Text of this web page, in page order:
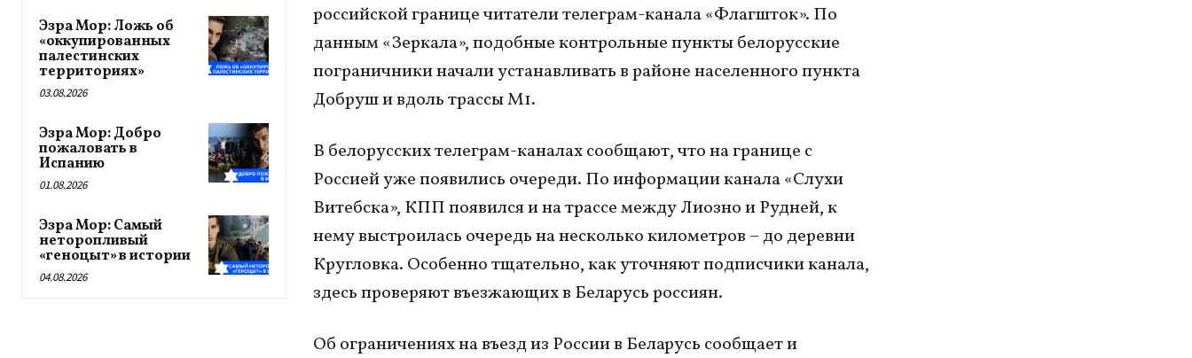
Эзра Мор: Ложь об
«оккупированных
палестинских
территориях»
03.08.2026
Эзра Мор: Добро
пожаловать в
Испанию
01.08.2026
Эзра Мор: Самый
неторопливый
«геноцыт» в истории
04.08.2026
российской границе читатели телеграм-канала «Флагшток». По
данным «Зеркала», подобные контрольные пункты белорусские
пограничники начали устанавливать в районе населенного пункта
Добруш и вдоль трассы М1.
В белорусских телеграм-каналах сообщают, что на границе с
Россией уже появились очереди. По информации канала «Слухи
Витебска», КПП появился и на трассе между Лиозно и Рудней, к
нему выстроилась очередь на несколько километров – до деревни
Кругловка. Особенно тщательно, как уточняют подписчики канала,
здесь проверяют въезжающих в Беларусь россиян.
Об ограничениях на въезд из России в Беларусь сообщает и